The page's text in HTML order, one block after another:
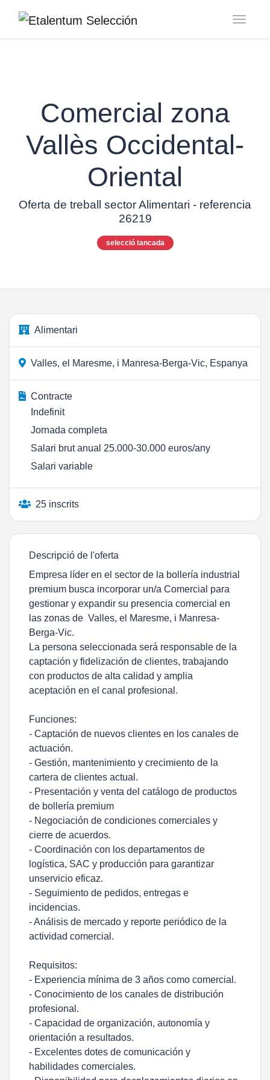
Comercial zona
Vallès Occidental-
Oriental
Oferta de treball sector Alimentari - referencia
26219
selecció tancada
Alimentari
Valles, el Maresme, i Manresa-Berga-Vic, Espanya
Contracte
Indefinit
Jornada completa
Salari brut anual 25.000-30.000 euros/any
Salari variable
25 inscrits
Descripció de l'oferta
Empresa líder en el sector de la bollería industrial
premium busca incorporar un/a Comercial para
gestionar y expandir su presencia comercial en
las zonas de Valles, el Maresme, i Manresa-
Berga-Vic.
La persona seleccionada será responsable de la
captación y fidelización de clientes, trabajando
con productos de alta calidad y amplia
aceptación en el canal profesional.
Funciones:
- Captación de nuevos clientes en los canales de
actuación.
- Gestión, mantenimiento y crecimiento de la
cartera de clientes actual.
- Presentación y venta del catálogo de productos
de bollería premium
- Negociación de condiciones comerciales y
cierre de acuerdos.
- Coordinación con los departamentos de
logística, SAC y producción para garantizar
unservicio eficaz.
- Seguimiento de pedidos, entregas e
incidencias.
- Análisis de mercado y reporte periódico de la
actividad comercial.
Requisitos:
- Experiencia mínima de 3 años como comercial.
- Conocimiento de los canales de distribución
profesional.
- Capacidad de organización, autonomía y
orientación a resultados.
- Excelentes dotes de comunicación y
habilidades comerciales.